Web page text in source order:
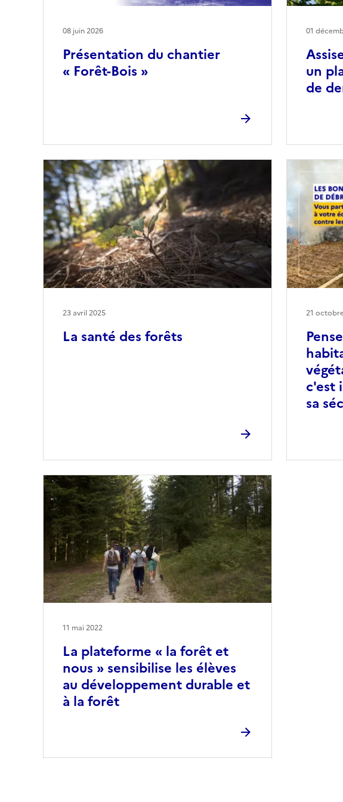
Présentation du chantier
« Forêt-Bois »
08 juin 2026
un
de
01
La santé des forêts
23 avril 2025
c'est
sa
21
La plateforme « la forêt et
nous » sensibilise les élèves
au développement durable et
à la forêt
11 mai 2022